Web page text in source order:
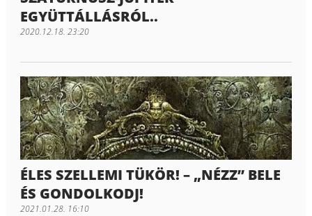
EGYÜTTÁLLÁSRÓL..
2020.12.18. 23:20
ÉLES SZELLEMI TÜKÖR! – „NÉZZ” BELE
ÉS GONDOLKODJ!
2021.01.28. 16:10